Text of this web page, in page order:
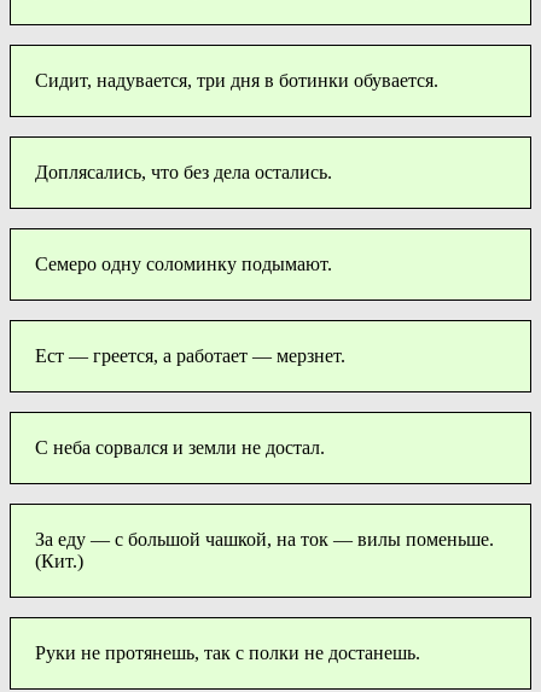
Сидит, надувается, три дня в ботинки обувается.
Доплясались, что без дела остались.
Семеро одну соломинку подымают.
Ест — греется, а работает — мерзнет.
С неба сорвался и земли не достал.
За еду — с большой чашкой, на ток — вилы поменьше.
(Кит.)
Руки не протянешь, так с полки не достанешь.